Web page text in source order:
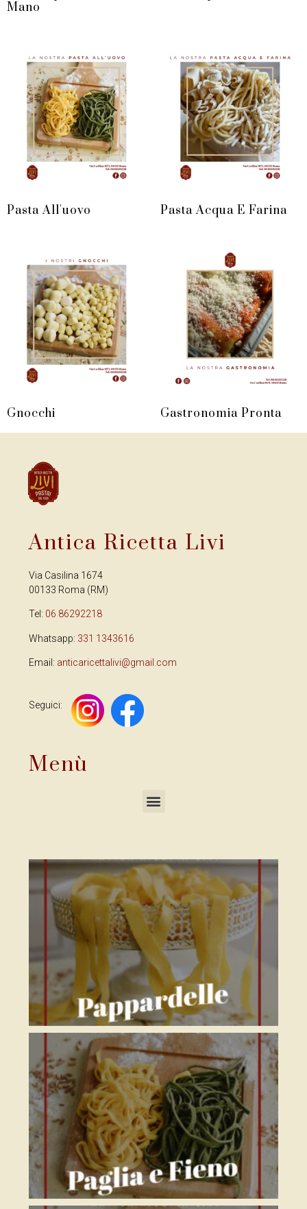
Mano
Pasta All'uovo Pasta Acqua E Farina
Gnocchi Gastronomia Pronta
Antica Ricetta Livi
Via Casilina 1674
00133 Roma (RM)
Tel: 06 86292218
Whatsapp: 331 1343616
Email: anticaricettalivi@gmail.com
Seguici:
Menù